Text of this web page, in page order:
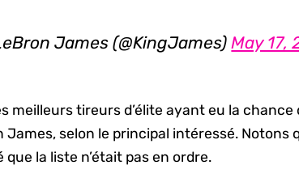
James (@KingJames)May 17,
meilleurs tireurs d’élite ayant eu la chance
James, selon le principal intéressé. Notons
que la liste n’était pas en ordre.